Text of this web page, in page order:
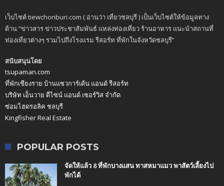
เว็บไซต์ tiewchonburi.com ( อ่านว่า เที่ยวชลบุรี ) เป็นเว็บไซต์ให้ข้อมูลทาง
ด้าน “ข่าวสาร ข่าวประชาสัมพันธ์ แหล่งท่องเที่ยว ร้านอาหาร แนะนำสถานที่
ท่องเที่ยวต่างๆ รวมไปถึงโรงแรม รีสอร์ท ที่พักในจังหวัดชลบุรี”
สนับสนุนโดย
tsupaman.com
ที่พักเชียงราย บ้านแซวการ์เด้น แอนด์ รีสอร์ท
บริษัท เอ็นวาย ดีไซน์ แอนด์ เซอร์วิส จำกัด
ซ่อมไฮดรอลิค ชลบุรี
Kingfisher Real Estate
POPULAR POSTS
จัดให้แล้ว 8 ที่พักบางแสน ทาสหมาแมว พาสัตว์เลี้ยงไป
พักได้